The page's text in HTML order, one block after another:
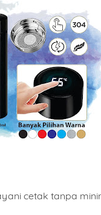
cetak tanpa